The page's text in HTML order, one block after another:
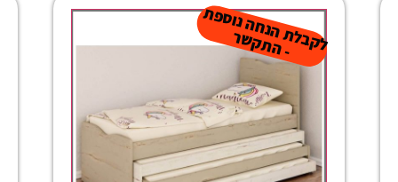
ל
ק
ב
ל
ת
הנ
ח
ה נו
ס
פ
ת
-
ה
ת
ק
ש
ר